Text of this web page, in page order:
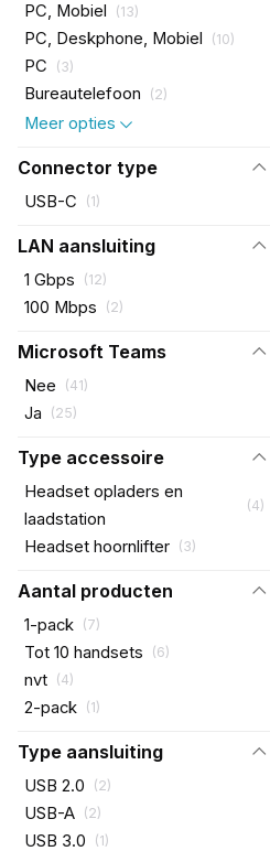
PC, Mobiel (13)
PC, Deskphone, Mobiel (10)
PC (3)
Bureautelefoon (2)
Meer opties
Connector type
USB-C (1)
LAN aansluiting
1 Gbps (12)
100 Mbps (2)
Microsoft Teams
Nee (41)
Ja (25)
Type accessoire
Headset opladers en
laadstation
(4)
Headset hoornlifter (3)
Aantal producten
1-pack (7)
Tot 10 handsets (6)
nvt (4)
2-pack (1)
Type aansluiting
USB 2.0 (2)
USB-A (2)
USB 3.0 (1)